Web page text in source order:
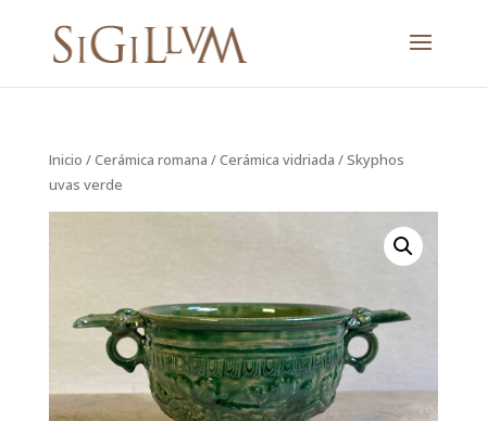
Inicio /Cerámica romana /Cerámica vidriada / Skyphos
uvas verde